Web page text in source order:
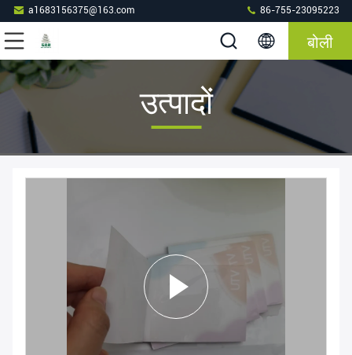
a1683156375@163.com 86-755-23095223
बोली
उत्पादों